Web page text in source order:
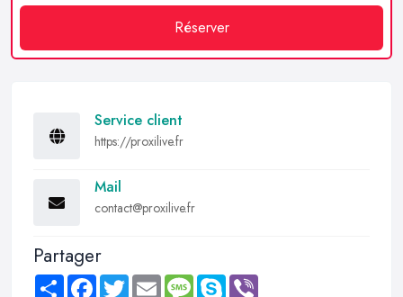
Réserver
Service client
https://proxilive.fr
Mail
contact@proxilive.fr
Partager
Share FacebookTwitter Email MessageSkype